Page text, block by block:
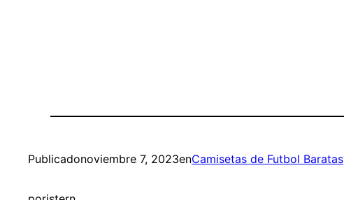
Publicadonoviembre 7, 2023enCamisetas de Futbol Baratas